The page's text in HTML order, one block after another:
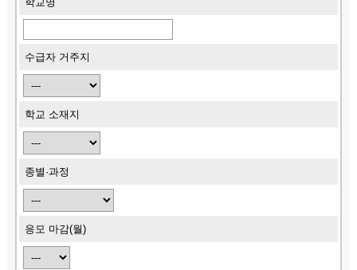
수급자 거주지
학교 소재지
종별·과정
응모 마감(월)